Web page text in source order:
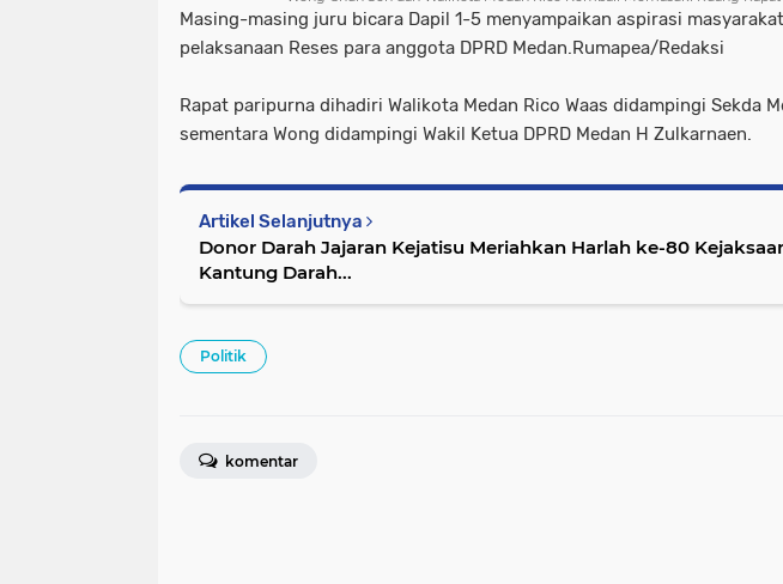
Masing-masing juru bicara Dapil 1-5 menyampaikan aspirasi
pelaksanaan Reses para anggota DPRD Medan.Rumapea/Redaksi
Rapat paripurna dihadiri Walikota Medan Rico Waas didampingi Sekda
sementara Wong didampingi Wakil Ketua DPRD Medan H Zulkarnaen.
Artikel Selanjutnya
Donor Darah Jajaran Kejatisu Meriahkan Harlah ke-80
Kantung Darah...
Politik
komentar